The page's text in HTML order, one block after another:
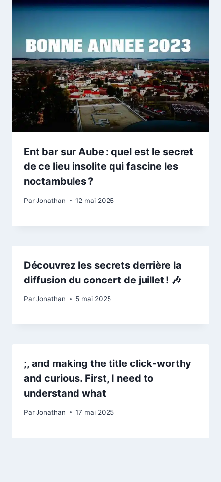
Ent bar sur Aube : quel est le secret
de ce lieu insolite qui fascine les
noctambules ?
ParJonathan 12 mai 2025
Découvrez les secrets derrière la
diffusion du concert de juillet ! 🎶
ParJonathan 5 mai 2025
;, and making the title click-worthy
and curious. First, I need to
understand what
ParJonathan 17 mai 2025